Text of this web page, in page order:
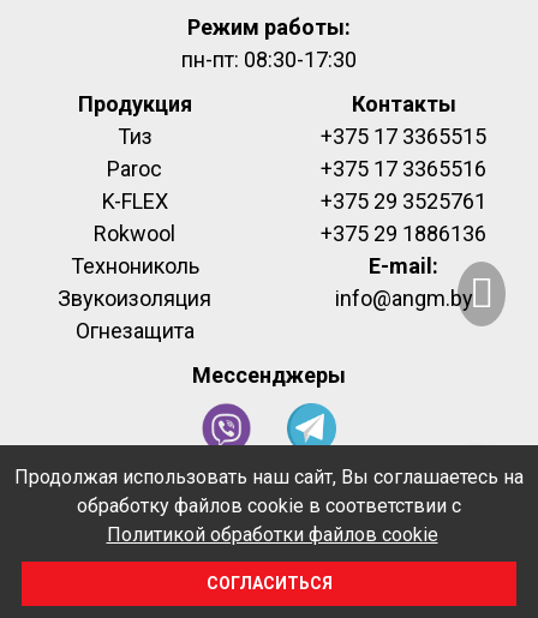
Режим работы:
пн-пт: 08:30-17:30
Продукция
Тиз
Paroc
K-FLEX
Rokwool
Технониколь
Звукоизоляция
Огнезащита
Контакты
+375 17 3365515
+375 17 3365516
+375 29 3525761
+375 29 1886136
E-mail:
info@angm.by
Мессенджеры
Создание и продвижение сайта - Berserk Group
Политика в отношении обработки cookie
Политика конфиденциальности
Продолжая использовать наш сайт, Вы соглашаетесь на
обработку файлов cookie в соответствии с
Политикой обработки файлов cookie
СОГЛАСИТЬСЯ